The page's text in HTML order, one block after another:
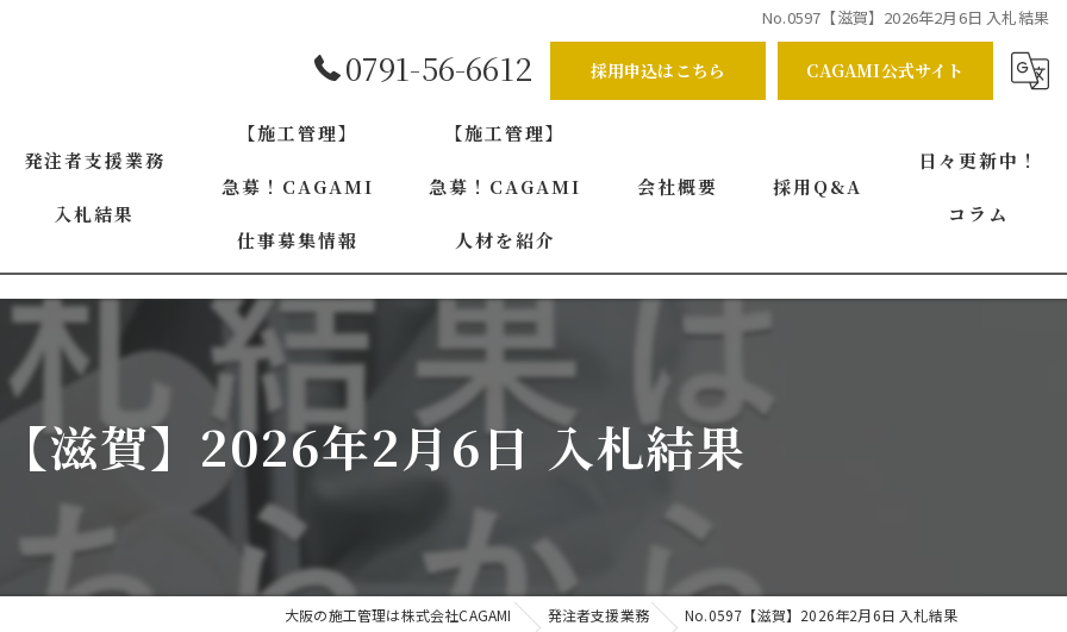
No.0597【滋賀】2026年2月6日 入札結果
0791-56-6612 採用申込はこちら CAGAMI公式サイト
発注者支援業務
入札結果
大阪
京都
和歌山
【施工管理】
急募！CAGAMI
仕事募集情報
兵庫
大阪
京都
奈良
和歌山
滋賀
【施工管理】
急募！CAGAMI
人材を紹介
会社概要
事業案内
求める人物像
採用Q&A
日々更新中！
コラム
滋賀】2026年2月6日 入札結果
大阪の施工管理は株式会社CAGAMI
発注者支援業務
No.0597【滋賀】2026年2月6日 入札結果